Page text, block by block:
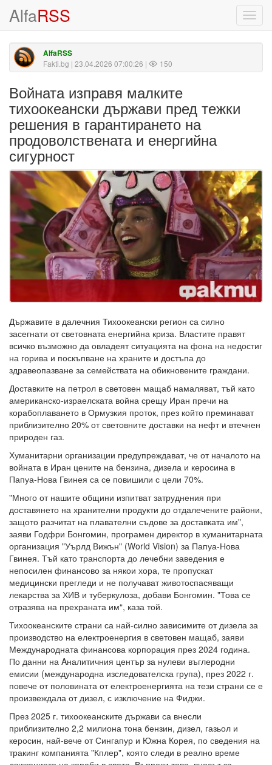
AlfaRSS
AlfaRSS
Fakti.bg | 23.04.2026 07:00:26 | 150
Войната изправя малките
тихоокеански държави пред тежки
решения в гарантирането на
продоволствената и енергийна
сигурност
Държавите в далечния Тихоокеански регион са силно
засегнати от световната енергийна криза. Властите правят
всичко възможно да овладеят ситуацията на фона на недостиг
на горива и поскъпване на храните и достъпа до
здравеопазване за семействата на обикновените граждани.
Доставките на петрол в световен мащаб намаляват, тъй като
американско-израелската война срещу Иран пречи на
корабоплаването в Ормузкия проток, през който преминават
приблизително 20% от световните доставки на нефт и втечнен
природен газ.
Хуманитарни организации предупреждават, че от началото на
войната в Иран цените на бензина, дизела и керосина в
Папуа-Нова Гвинея са се повишили с цели 70%.
"Много от нашите общини изпитват затруднения при
доставянето на хранителни продукти до отдалечените райони,
защото разчитат на плавателни съдове за доставката им",
заяви Годфри Бонгомин, програмен директор в хуманитарната
организация "Уърлд Вижън" (World Vision) за Папуа-Нова
Гвинея. Тъй като транспорта до лечебни заведения е
непосилен финансово за някои хора, те пропускат
медицински прегледи и не получават животоспасяващи
лекарства за ХИВ и туберкулоза, добави Бонгомин. "Това се
отразява на прехраната им“, каза той.
Тихоокеанските страни са най-силно зависимите от дизела за
производство на електроенергия в световен мащаб, заяви
Международната финансова корпорация през 2024 година.
По данни на Aналитичния център за нулеви въглеродни
емисии (международна изследователска група), през 2022 г.
повече от половината от електроенергията на тези страни се е
произвеждала от дизел, с изключение на Фиджи.
През 2025 г. тихоокеанските държави са внесли
приблизително 2,2 милиона тона бензин, дизел, газьол и
керосин, най-вече от Сингапур и Южна Корея, по сведения на
тракинг компанията "Кплер", която следи в реално време